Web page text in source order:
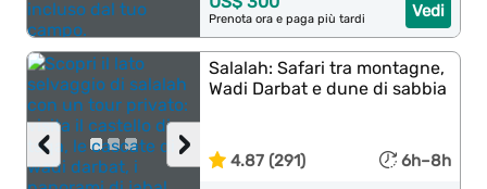
Vedi
Prenota ora e paga più tardi
›
‹
Salalah: Safari tra montagne,
Wadi Darbat e dune di sabbia
4.87 (291) 6h–8h